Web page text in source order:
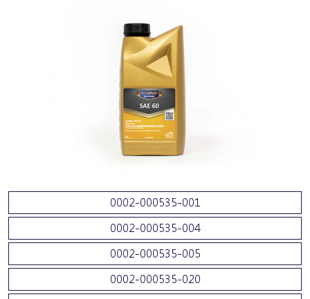
0002-000535-001
0002-000535-004
0002-000535-005
0002-000535-020